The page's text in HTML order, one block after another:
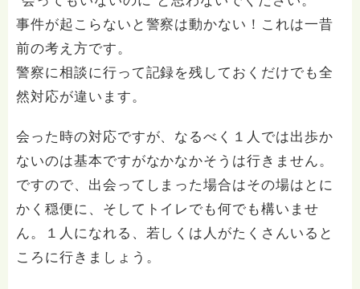
事件が起こらないと警察は動かない！これは一昔
前の考え方です。
警察に相談に行って記録を残しておくだけでも全
然対応が違います。
会った時の対応ですが、なるべく１人では出歩か
ないのは基本ですがなかなかそうは行きません。
ですので、出会ってしまった場合はその場はとに
かく穏便に、そしてトイレでも何でも構いませ
ん。１人になれる、若しくは人がたくさんいると
ころに行きましょう。